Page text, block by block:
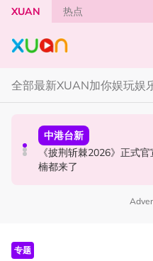
Skip to main content
XUAN 热点
全部最新XUAN加你娱玩娱
中港台新
陈土豆玩梗《下一站幸
不能捐”桥段
演唱会
范玮琪云顶开唱哽咽了
下去
中港台新
《披荆斩棘2026》正式
楠都来了
专题